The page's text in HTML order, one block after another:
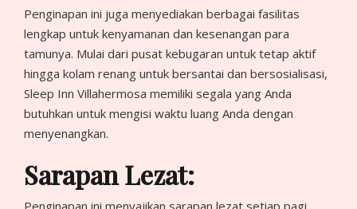
Penginapan ini juga menyediakan berbagai fasilitas
lengkap untuk kenyamanan dan kesenangan para
tamunya. Mulai dari pusat kebugaran untuk tetap aktif
hingga kolam renang untuk bersantai dan bersosialisasi,
Sleep Inn Villahermosa memiliki segala yang Anda
butuhkan untuk mengisi waktu luang Anda dengan
menyenangkan.
Sarapan Lezat:
Penginapan ini menyajikan sarapan lezat setiap pagi